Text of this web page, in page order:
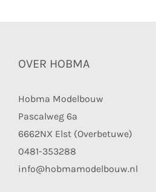
OVER HOBMA
Hobma Modelbouw
Pascalweg 6a
6662NX Elst (Overbetuwe)
0481-353288
info@hobmamodelbouw.nl